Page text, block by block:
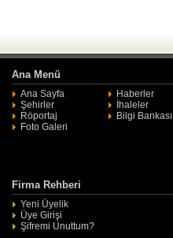
Ana Menü
Ana Sayfa Haberler
Şehirler
İhaleler
Röportaj
Bilgi Bankası
Foto Galeri
Firma Rehberi
Yeni Üyelik
Üye Girişi
Şifremi Unuttum?